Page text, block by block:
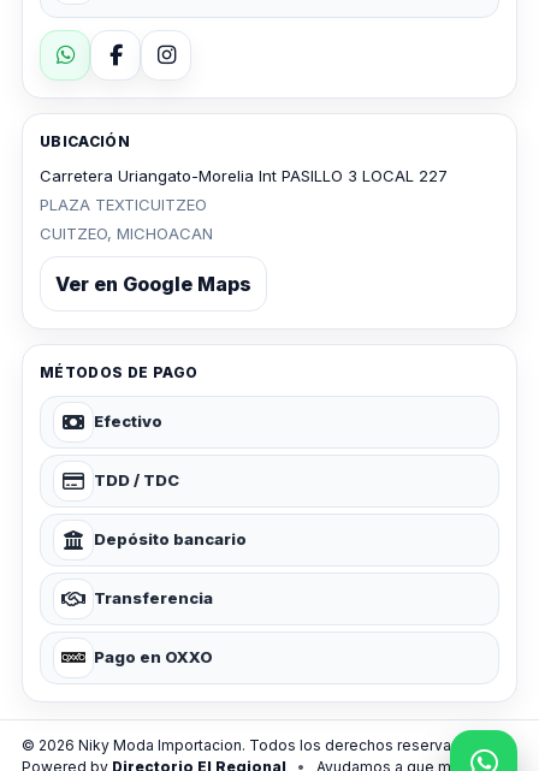
UBICACIÓN
Carretera Uriangato-Morelia Int PASILLO 3 LOCAL 227
PLAZA TEXTICUITZEO
CUITZEO, MICHOACAN
Ver en Google Maps
MÉTODOS DE PAGO
Efectivo
TDD / TDC
Depósito bancario
Transferencia
Pago en OXXO
© 2026 Niky Moda Importacion. Todos los derechos reservados.
Powered by Directorio El Regional • Ayudamos a que más